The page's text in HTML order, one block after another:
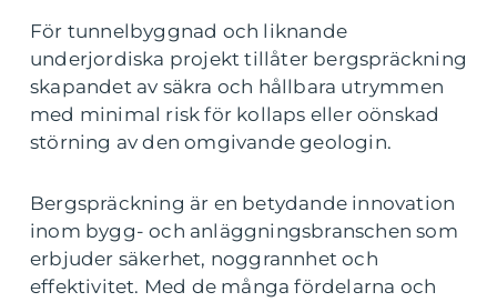
För tunnelbyggnad och liknande
underjordiska projekt tillåter bergspräckning
skapandet av säkra och hållbara utrymmen
med minimal risk för kollaps eller oönskad
störning av den omgivande geologin.
Bergspräckning är en betydande innovation
inom bygg- och anläggningsbranschen som
erbjuder säkerhet, noggrannhet och
effektivitet. Med de många fördelarna och